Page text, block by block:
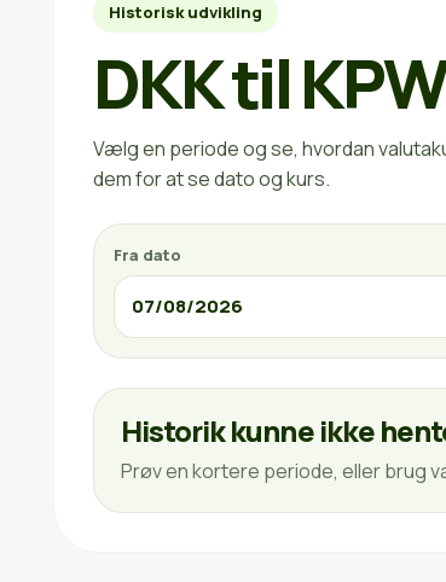
Historisk udvikling
DKK til
Vælg en periode og se, hvordan
dem for at se dato og kurs.
Fra dato
Historik kunne ikke
Prøv en kortere periode, eller brug